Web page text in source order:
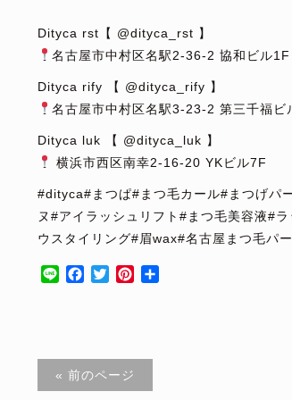
Dityca rst【 @dityca_rst 】
名古屋市中村区名駅2-36-2 協和ビル1F
Dityca rify 【 @dityca_rify 】
名古屋市中村区名駅3-23-2 第三千福ビ
Dityca luk 【 @dityca_luk 】
横浜市西区南幸2-16-20 YKビル7F
#dityca#まつぱ#まつ毛カール#まつげパ
ヌ#アイラッシュリフト#まつ毛美容液#
ウスタイリング#眉wax#名古屋まつ毛パ
Line Facebook
TwitterPinterest
« 前のページ